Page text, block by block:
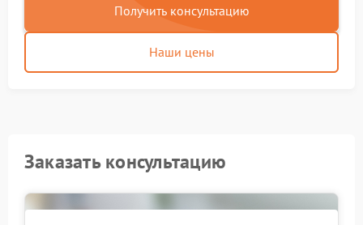
Получить консультацию
Наши цены
Заказать консультацию